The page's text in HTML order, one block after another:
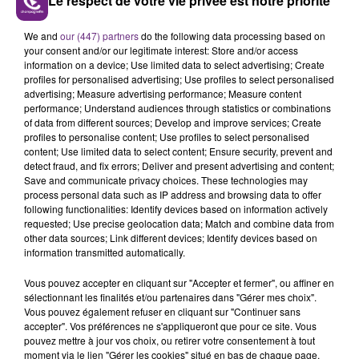
portée par Sébastien Bertrand qui propose aux clients
des cafés de s'écrire, sans se connaître, pour le simple
plaisir du partage ou de la rencontre.
TITRES DIFFUSÉS
19h55
19h55 19h52
19h52
We and our (447) partnersdo the following data processing based on
your consent and/or our legitimate interest: Store and/or access
information on a device; Use limited data to select advertising; Create
profiles for personalised advertising; Use profiles to select personalised
advertising; Measure advertising performance; Measure content
performance; Understand audiences through statistics or combinations
of data from different sources; Develop and improve services; Create
profiles to personalise content; Use profiles to select personalised
content; Use limited data to select content; Ensure security, prevent and
detect fraud, and fix errors; Deliver and present advertising and content;
Save and communicate privacy choices. These technologies may
process personal data such as IP address and browsing data to offer
following functionalities: Identify devices based on information actively
requested; Use precise geolocation data; Match and combine data from
other data sources; Link different devices; Identify devices based on
information transmitted automatically.
Vous pouvez accepter en cliquant sur "Accepter et fermer", ou affiner en
sélectionnant les finalités et/ou partenaires dans "Gérer mes choix".
Vous pouvez également refuser en cliquant sur "Continuer sans
accepter". Vos préférences ne s'appliqueront que pour ce site. Vous
pouvez mettre à jour vos choix, ou retirer votre consentement à tout
moment via le lien "Gérer les cookies" situé en bas de chaque page.